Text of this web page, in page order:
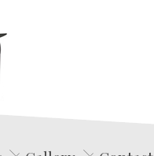
Edwin Film Agencja Aktorska